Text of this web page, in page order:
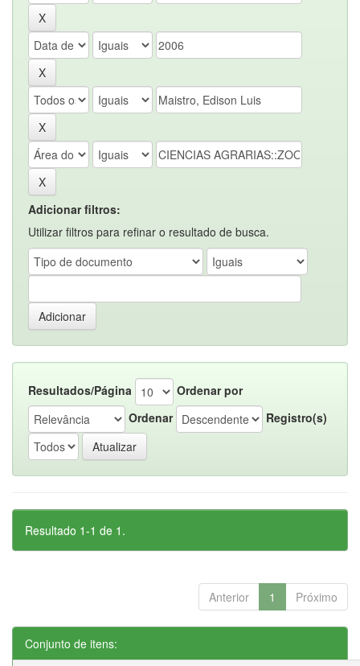
Adicionar filtros:
Utilizar filtros para refinar o resultado de busca.
Resultados/Página
Ordenar por
Ordenar
Registro(s)
Resultado 1-1 de 1.
Anterior 1 Próximo
Conjunto de itens: